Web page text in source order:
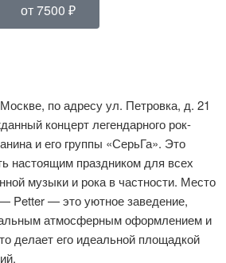
от 7500 ₽
по адресу ул. Петровка, д. 21
концерт легендарного рок-
и его группы «СерьГа». Это
настоящим праздником для всех
музыки и рока в частности. Место
Petter — это уютное заведение,
атмосферным оформлением и
делает его идеальной площадкой